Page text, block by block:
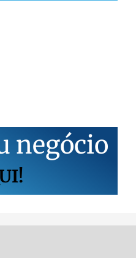
negócio